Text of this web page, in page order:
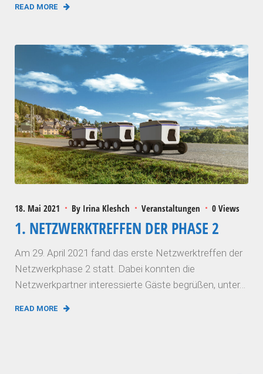
READ MORE
18. Mai 2021 By Irina Kleshch Veranstaltungen 0 Views
1. NETZWERKTREFFEN DER PHASE 2
Am 29. April 2021 fand das erste Netzwerktreffen der
Netzwerkphase 2 statt. Dabei konnten die
Netzwerkpartner interessierte Gäste begrüßen, unter…
READ MORE